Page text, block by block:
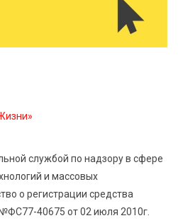
и детсады Зубцова к 1
службой по надзору в сфере
и массовых
о регистрации средства
40675 от 02 июля 2010г.